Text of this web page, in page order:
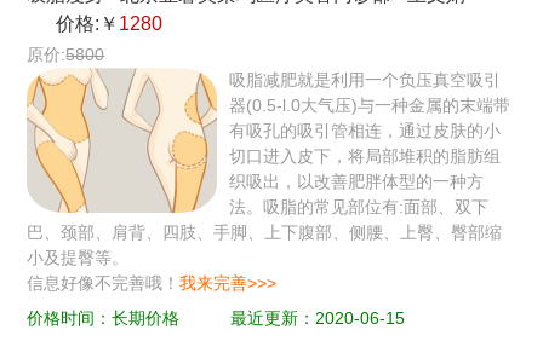
价格:￥ 1280
原价:5800
吸脂减肥就是利用一个负压真空吸引
器(0.5-l.0大气压)与一种金属的末端带
有吸孔的吸引管相连，通过皮肤的小
切口进入皮下，将局部堆积的脂肪组
织吸出，以改善肥胖体型的一种方
法。吸脂的常见部位有:面部、双下
巴、颈部、肩背、四肢、手脚、上下腹部、侧腰、上臀、臀部缩
小及提臀等。
信息好像不完善哦！我来完善>>>
价格时间：长期价格
最近更新：2020-06-15